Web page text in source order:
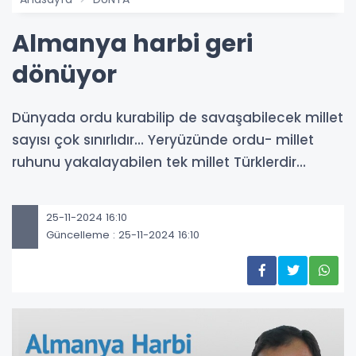
Almanya harbi geri
dönüyor
Dünyada ordu kurabilip de savaşabilecek millet
sayısı çok sınırlıdır… Yeryüzünde ordu- millet
ruhunu yakalayabilen tek millet Türklerdir…
25-11-2024 16:10
Güncelleme : 25-11-2024 16:10